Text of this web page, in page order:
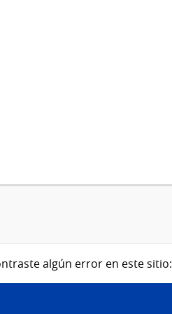
algún error en este sitio: